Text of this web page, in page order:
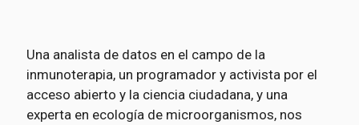
Una analista de datos en el campo de la
inmunoterapia, un programador y activista por el
acceso abierto y la ciencia ciudadana, y una
experta en ecología de microorganismos, nos